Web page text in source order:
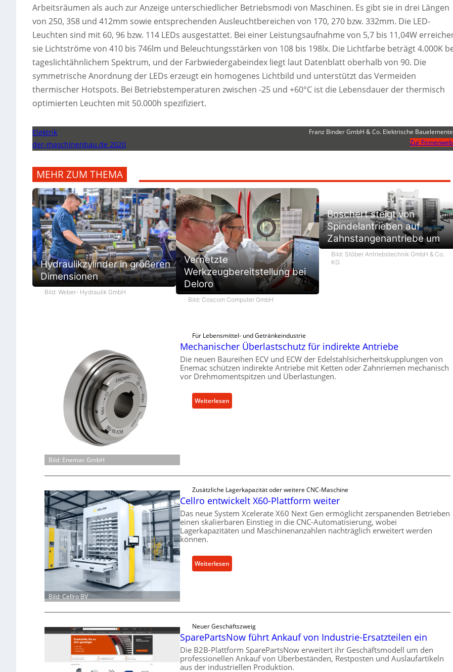
Arbeitsräumen als auch zur Anzeige unterschiedlicher Betriebsmodi von Maschinen. Es gibt sie in drei Längen
von 250, 358 und 412mm sowie entsprechenden Ausleuchtbereichen von 170, 270 bzw. 332mm. Die LED-
Leuchten sind mit 60, 96 bzw. 114 LEDs ausgestattet. Bei einer Leistungsaufnahme von 5,7 bis 11,04W
sie Lichtströme von 410 bis 746lm und Beleuchtungsstärken von 108 bis 198lx. Die Lichtfarbe beträgt 4.000K
tageslichtähnlichem Spektrum, und der Farbwiedergabeindex liegt laut Datenblatt oberhalb von 90. Die
symmetrische Anordnung der LEDs erzeugt ein homogenes Lichtbild und unterstützt das Vermeiden
thermischer Hotspots. Bei Betriebstemperaturen zwischen -25 und +60°C ist die Lebensdauer der thermisch
optimierten Leuchten mit 50.000h spezifiziert.
Elektrik
der-maschinenbau.de 2020
Franz Binder GmbH & Co. Elektrische Bauelemente
Zur
MEHR ZUM THEMA
Hydraulikzylinder in größeren
Dimensionen
Bild: Weber- Hydraulik GmbH
Vernetzte
Werkzeugbereitstellung bei
Deloro
Bild: Coscom Computer GmbH
Boschert steigt von
Spindelantrieben auf
Zahnstangenantriebe um
Bild: Stöber Antriebstechnik GmbH & Co.
KG
Bild: Enemac GmbH
Für Lebensmittel- und Getränkeindustrie
Mechanischer Überlastschutz für indirekte Antriebe
Die neuen Baureihen ECV und ECW der Edelstahlsicherheitskupplungen von
Enemac schützen indirekte Antriebe mit Ketten oder Zahnriemen mechanisch
vor Drehmomentspitzen und Überlastungen.
Weiterlesen:
M
i
c
h
e
r
e
r
t
s
c
u
t
Bild: Cellro BV
Zusätzliche Lagerkapazität oder weitere CNC-Maschine
Cellro entwickelt X60-Plattform weiter
Das neue System Xcelerate X60 Next Gen ermöglicht zerspanenden Betrieben
einen skalierbaren Einstieg in die CNC-Automatisierung, wobei
Lagerkapazitäten und Maschinenanzahlen nachträglich erweitert werden
können.
Weiterlesen:
C
o
e
n
t
w
Neuer Geschäftszweig
SparePartsNow führt Ankauf von Industrie-Ersatzteilen ein
Die B2B-Plattform SparePartsNow erweitert ihr Geschäftsmodell um den
professionellen Ankauf von Überbeständen, Restposten und Auslaufartikeln
aus der industriellen Produktion.